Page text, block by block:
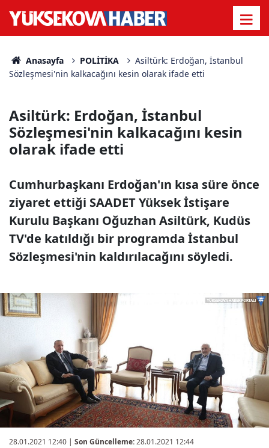
Anasayfa POLİTİKA
Asiltürk: Erdoğan, İstanbul
Sözleşmesi'nin kalkacağını kesin olarak ifade etti
Asiltürk: Erdoğan, İstanbul
Sözleşmesi'nin kalkacağını kesin
olarak ifade etti
Cumhurbaşkanı Erdoğan'ın kısa süre önce
ziyaret ettiği SAADET Yüksek İstişare
Kurulu Başkanı Oğuzhan Asiltürk, Kudüs
TV'de katıldığı bir programda İstanbul
Sözleşmesi'nin kaldırılacağını söyledi.
28.01.2021 12:40 | Son Güncelleme:28.01.2021 12:44